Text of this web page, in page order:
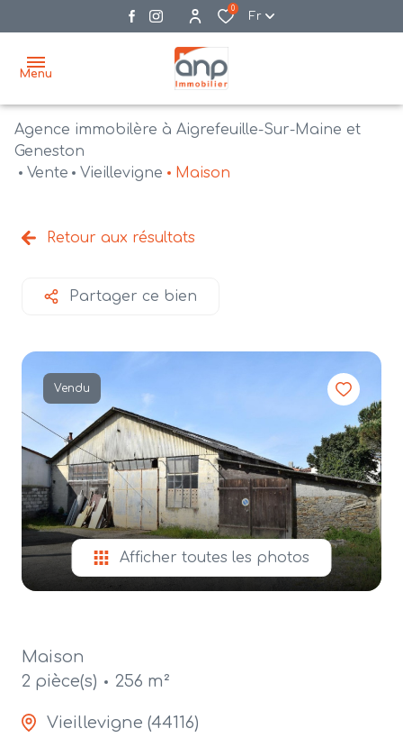
0
Fr
Menu
accueil
vente
agences
estimation
e-
mail
contact
Agence immobilère à Aigrefeuille-Sur-Maine et
Geneston
Vente
Vieillevigne Maison
Retour aux résultats
Partager ce bien
Vendu
Afficher toutes les photos
Maison
2 pièce(s)
256 m²
Vieillevigne (44116)